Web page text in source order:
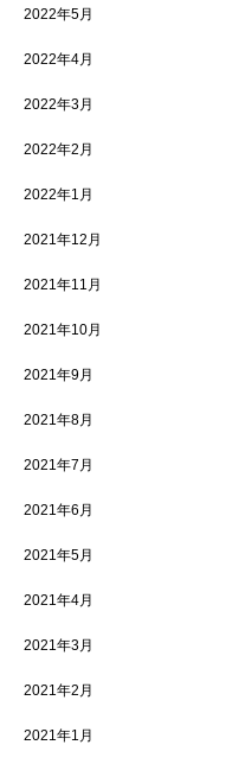
2022年5月
2022年4月
2022年3月
2022年2月
2022年1月
2021年12月
2021年11月
2021年10月
2021年9月
2021年8月
2021年7月
2021年6月
2021年5月
2021年4月
2021年3月
2021年2月
2021年1月